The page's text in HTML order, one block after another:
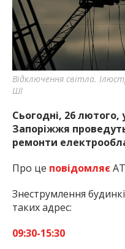
Відключення світла.
ШІ
Сьогодні, 26 лютого,
Запоріжжя
ремонти
Про це повідомляє
Знеструмлення
таких адрес:
09:30-15:30